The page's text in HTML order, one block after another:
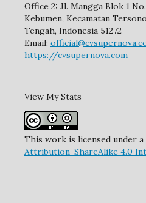
Office 2: Jl. Mangga Blok 1
Kebumen, Kecamatan
Tengah, Indonesia 51272
Email:
https://cvsupernova.com
View My Stats
This work is licensed under a
Attribution-ShareAlike 4.0